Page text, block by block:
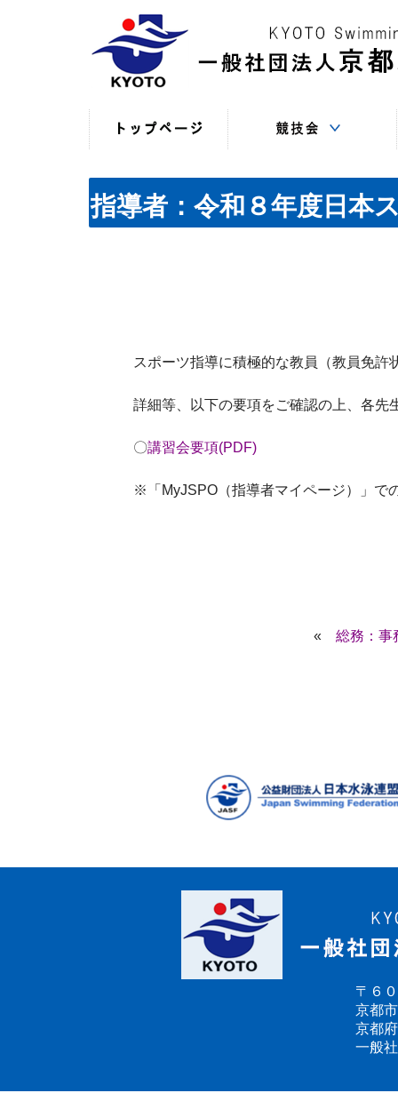
（現年度）
（過年度以前）
（申込・連絡事項等）
指導者：令和８年度日本
スポーツ指導に積極的な教員（教員免
詳細等、以下の要項をご確認の上、各先
〇講習会要項(PDF)
※「MyJSPO（指導者マイページ）」で
« 総務：事
〒６
京都
京都
一般